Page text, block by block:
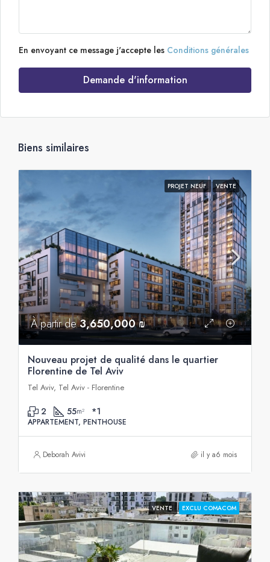
En envoyant ce message j'accepte les Conditions générales
Demande d'information
Biens similaires
PROJET NEUF VENTE
À partir de3,650,000 ₪
Nouveau projet de qualité dans le quartier
Florentine de Tel Aviv
Tel Aviv, Tel Aviv - Florentine
2 55m² *1
APPARTEMENT, PENTHOUSE
Deborah Avivi il y a6 mois
VENTE EXCLU COMACOM